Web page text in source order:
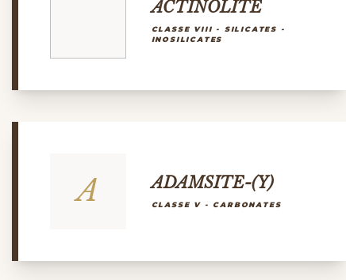
ACTINOLITE
CLASSE VIII - SILICATES -
INOSILICATES
A ADAMSITE-(Y)
CLASSE V - CARBONATES